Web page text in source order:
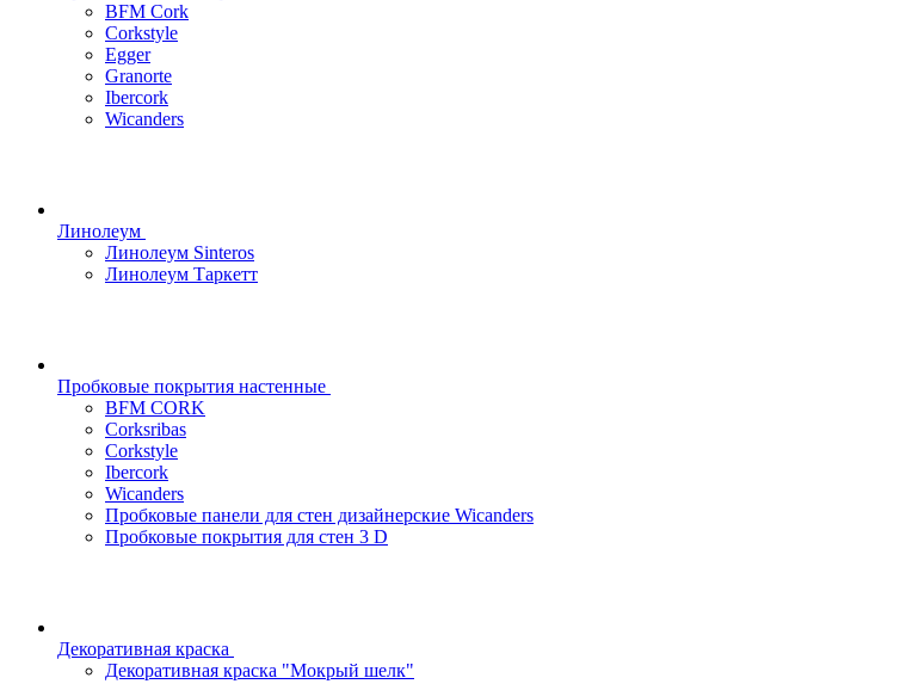
BFM Cork
Corkstyle
Egger
Granorte
Ibercork
Wicanders
Линолеум
Линолеум Sinteros
Линолеум Таркетт
Пробковые покрытия настенные
BFM CORK
Corksribas
Corkstyle
Ibercork
Wicanders
Пробковые панели для стен дизайнерские Wicanders
Пробковые покрытия для стен 3 D
Декоративная краска
Декоративная краска "Мокрый шелк"